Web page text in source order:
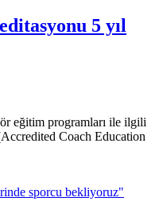
5 yıl
eğitim programları ile ilgili
Coach Education